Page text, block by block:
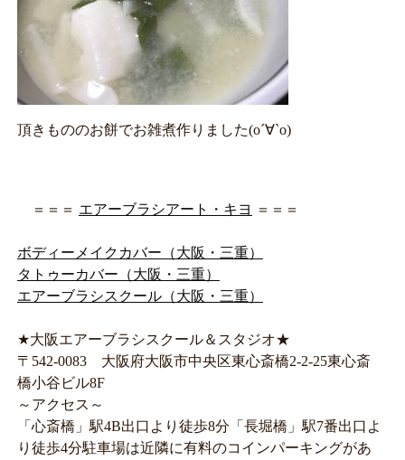
頂きもののお餅でお雑煮作りました(о´∀`о)
＝＝＝ エアーブラシアート・キヨ ＝＝＝
ボディーメイクカバー（大阪・三重）
タトゥーカバー（大阪・三重）
エアーブラシスクール（大阪・三重）
★大阪エアーブラシスクール＆スタジオ★
〒542-0083 大阪府大阪市中央区東心斎橋2-2-25東心斎
橋小谷ビル8F
～アクセス～
「心斎橋」駅4B出口より徒歩8分「長堀橋」駅7番出口よ
り徒歩4分駐車場は近隣に有料のコインパーキングがあ